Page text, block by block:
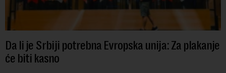
Da li je Srbiji potrebna Evropska unija: Za plakanje
će biti kasno